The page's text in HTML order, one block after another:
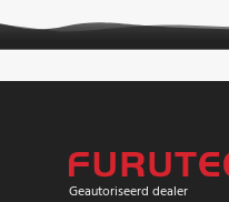
Geautoriseerd dealer